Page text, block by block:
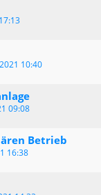
10:40
09:08
Betrieb
16:38